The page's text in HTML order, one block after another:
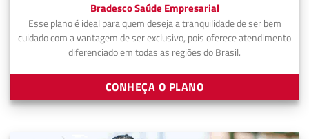
Bradesco Saúde Empresarial
Esse plano é ideal para quem deseja a tranquilidade de ser bem
cuidado com a vantagem de ser exclusivo, pois oferece atendimento
diferenciado em todas as regiões do Brasil.
CONHEÇA O PLANO